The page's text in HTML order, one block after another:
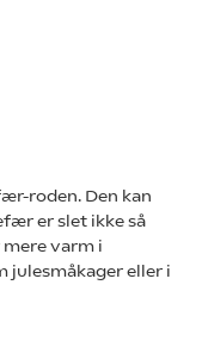
roden. Den kan
er slet ikke så
varm i
julesmåkager eller i